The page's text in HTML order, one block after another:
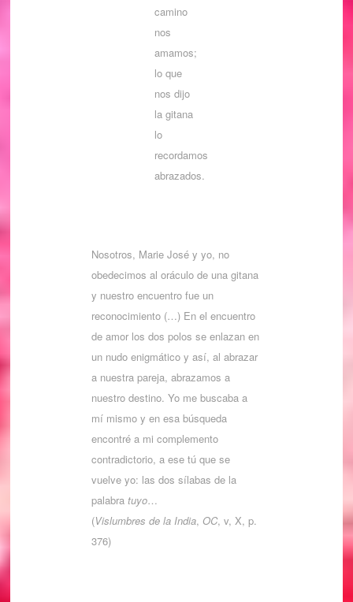
camino
nos
amamos;
lo que
nos dijo
la gitana
lo
recordamos
abrazados.
Nosotros, Marie José y yo, no
obedecimos al oráculo de una gitana
y nuestro encuentro fue un
reconocimiento (…) En el encuentro
de amor los dos polos se enlazan en
un nudo enigmático y así, al abrazar
a nuestra pareja, abrazamos a
nuestro destino. Yo me buscaba a
mí mismo y en esa búsqueda
encontré a mi complemento
contradictorio, a ese tú que se
vuelve yo: las dos sílabas de la
palabra tuyo…
(Vislumbres de la India, OC, v, X, p.
376)